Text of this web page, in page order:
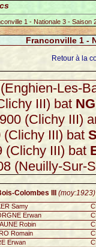
1 - Nationale 3 - Saison
Franconville 1 -
Retour à la
Les-
III) bat
(Clichy III)
(Clichy III) bat
(Clichy III) bat
(Neuilly-Sur-
Colombes III (moy:1923)
Samy
Erwan
Robin
Romain
Erwan